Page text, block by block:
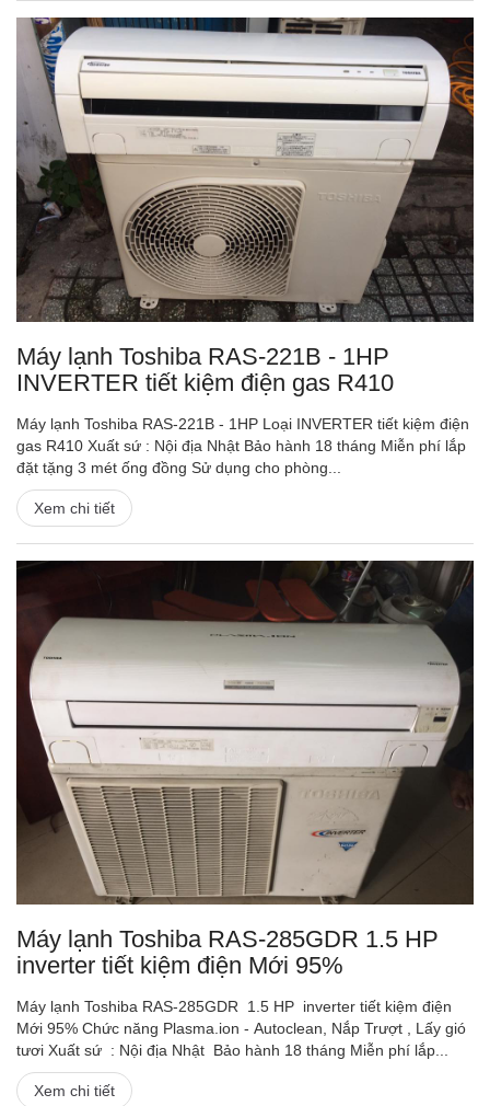
Máy lạnh Toshiba RAS-221B - 1HP
INVERTER tiết kiệm điện gas R410
Máy lạnh Toshiba RAS-221B - 1HP Loại INVERTER tiết kiệm điện
gas R410 Xuất sứ : Nội địa Nhật Bảo hành 18 tháng Miễn phí lắp
đặt tặng 3 mét ống đồng Sử dụng cho phòng...
Xem chi tiết
Máy lạnh Toshiba RAS-285GDR 1.5 HP
inverter tiết kiệm điện Mới 95%
Máy lạnh Toshiba RAS-285GDR 1.5 HP inverter tiết kiệm điện
Mới 95% Chức năng Plasma.ion - Autoclean, Nắp Trượt , Lấy gió
tươi Xuất sứ : Nội địa Nhật Bảo hành 18 tháng Miễn phí lắp...
Xem chi tiết